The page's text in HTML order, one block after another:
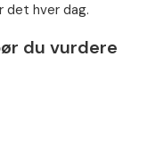
det hver dag.
du vurdere